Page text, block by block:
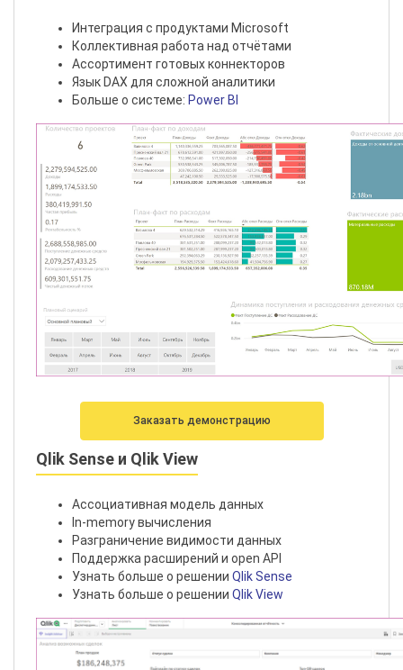
Интеграция c продуктами Microsoft
Коллективная работа над отчётами
Ассортимент готовых коннекторов
Язык DAX для сложной аналитики
Больше о системе: Power BI
Заказать демонстрацию
Qlik Sense и Qlik View
Ассоциативная модель данных
In-memory вычисления
Разграничение видимости данных
Поддержка расширений и open API
Узнать больше о решении Qlik Sense
Узнать больше о решении Qlik View